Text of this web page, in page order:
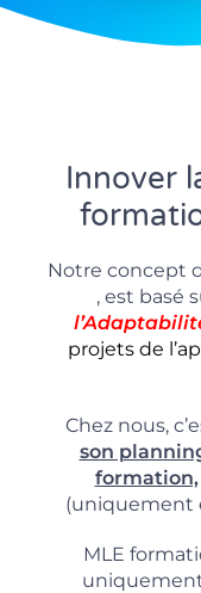
Innover
Notre concept
, est basé
projets de
Chez nous,
son
formation,
(uniquement
MLE